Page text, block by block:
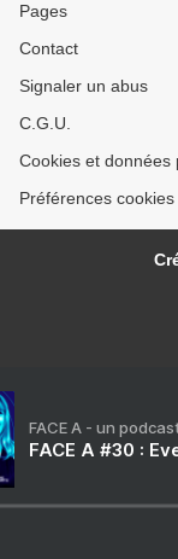
Pages
Contact
Signaler un abus
C.G.U.
Cookies et données
Préférences cookies
FACE A - un
FACE A #30 :